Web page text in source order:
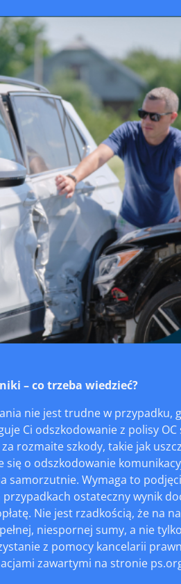
– co trzeba wiedzieć?
nie jest trudne w przypadku,
Ci odszkodowanie z polisy
rozmaite szkody, takie jak
się o odszkodowanie
samorzutnie. Wymaga to
ostateczny wynik
Nie jest rzadkością, że na
niespornej sumy, a nie
z pomocy kancelarii
zawartymi na stronie